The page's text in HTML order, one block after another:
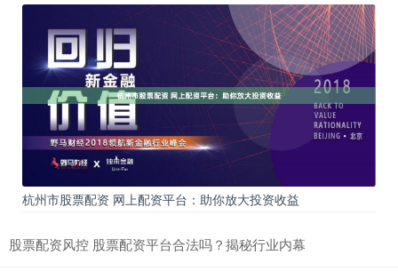
杭州市股票配资 网上配资平台：助你放大投资收益
股票配资风控 股票配资平台合法吗？揭秘行业内幕